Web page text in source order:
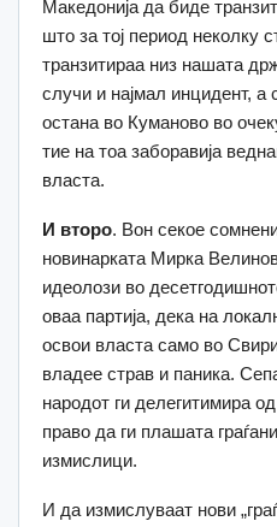
Македонија да биде
што за тој период неколку
транзитираа низ нашата
случи и најмал инцидент,
остана во Куманово во
тие на тоа заборавија
власта.
И второ. Вон секое
новинарката Мирка
идеолози во
оваа партија, дека на
освои власта само во
владее страв и паника.
народот ги делегитимира
право да ги плашата
измислици.
И да измислуваат нови